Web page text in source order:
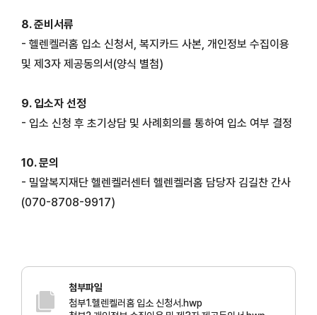
8. 준비서류
- 헬렌켈러홈 입소 신청서, 복지카드 사본, 개인정보 수집이용
및 제3자 제공동의서(양식 별첨)
9. 입소자 선정
- 입소 신청 후 초기상담 및 사례회의를 통하여 입소 여부 결정
10. 문의
- 밀알복지재단 헬렌켈러센터 헬렌켈러홈 담당자 김길찬 간사
(070-8708-9917)
첨부파일
첨부1.헬렌켈러홈 입소 신청서.hwp